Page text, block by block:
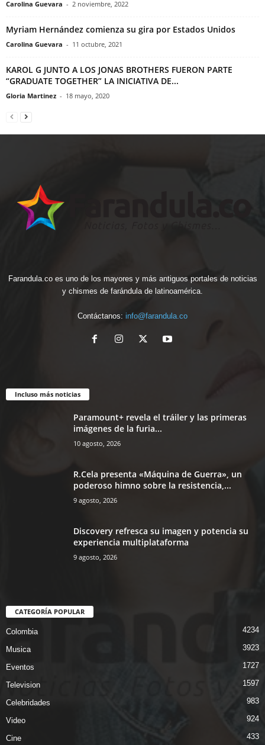
Carolina Guevara - 2 noviembre, 2022
Myriam Hernández comienza su gira por Estados Unidos
Carolina Guevara - 11 octubre, 2021
KAROL G JUNTO A LOS JONAS BROTHERS FUERON PARTE
“GRADUATE TOGETHER” LA INICIATIVA DE...
Gloria Martinez - 18 mayo, 2020
Farandula.co es uno de los mayores y más antiguos portales de noticias
y chismes de farándula de latinoamérica.
Contáctanos: info@farandula.co
Incluso más noticias
Paramount+ revela el tráiler y las primeras
imágenes de la furia...
10 agosto, 2026
R.Cela presenta «Máquina de Guerra», un
poderoso himno sobre la resistencia,...
9 agosto, 2026
Discovery refresca su imagen y potencia su
experiencia multiplataforma
9 agosto, 2026
CATEGORÍA POPULAR
Colombia 4234
Musica 3923
Eventos 1727
Television 1597
Celebridades 983
Video 924
Cine 433